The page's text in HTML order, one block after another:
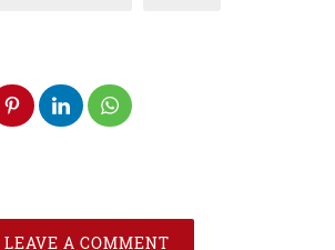
LEAVE A COMMENT